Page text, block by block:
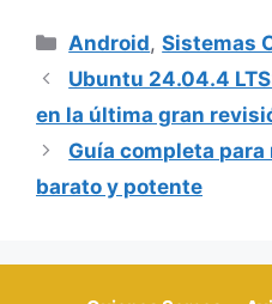
Categorías
Android,Sistemas
Ubuntu 24.04.4
en la última gran
Guía completa
barato y potente